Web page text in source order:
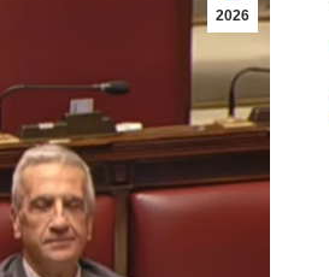
2026